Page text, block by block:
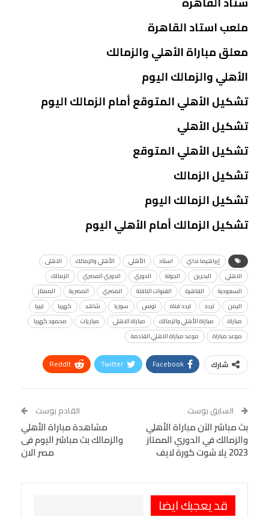
ملعب استاد القاهرة
معلق مباراة الأهلي والزمالك
الأهلي والزمالك اليوم
تشكيل الأهلي المتوقع أمام الزمالك اليوم
تشكيل الأهلي
تشكيل الأهلي المتوقع
تشكيل الزمالك
تشكيل الزمالك اليوم
تشكيل الزمالك أمام الأهلي اليوم
إبراهيما نداي استاد الأهلي الأهلي والزمالك
الاهلى
الاهلي
البحرين الجولة الدوري الدوري المصري
الزمالك
السعودية
القاهرة القنوات الناقلة المصري المصرية
الممتاز
اليمن
تردد تردد قناة تونس سوريا شاهد كهربا
ليبيا
مباراة
مباراة الأهلي والزمالك مباراة الاهلي مباريات
محمود كهربا
موعد مباراة
موعد مباراة الاهلي القادمة
شارك Facebook
Twitter
ReddIt
Tumblr
البريد الإلكتروني
StumbleUpon
VK
Digg
LINE
BlackBerry
Viber
السابق بوست
بث مباشر الآن مباراة الأهلي
والزمالك في الدوري الممتاز
2023 يلا شوت كورة لايف
القادم بوست
مشاهدة مباراة الأهلي
والزمالك بث مباشر اليوم فى
مصر الان
قد يعجبك ايضا